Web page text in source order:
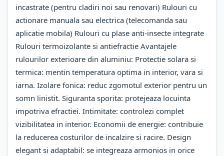
incastrate (pentru cladiri noi sau renovari) Rulouri cu
actionare manuala sau electrica (telecomanda sau
aplicatie mobila) Rulouri cu plase anti-insecte integrate
Rulouri termoizolante si antiefractie Avantajele
rulourilor exterioare din aluminiu: Protectie solara si
termica: mentin temperatura optima in interior, vara si
iarna. Izolare fonica: reduc zgomotul exterior pentru un
somn linistit. Siguranta sporita: protejeaza locuinta
impotriva efractiei. Intimitate: controlezi complet
vizibilitatea in interior. Economii de energie: contribuie
la reducerea costurilor de incalzire si racire. Design
elegant si adaptabil: se integreaza armonios in orice